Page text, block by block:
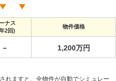
ナス
2回)
物件価格
－ 1,200万円
れますと、全物件が自動でシミュレー